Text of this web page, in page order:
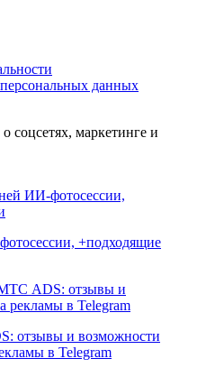
данных
соцсетях, маркетинге и
+подходящие
отзывы и возможности
в Telegram